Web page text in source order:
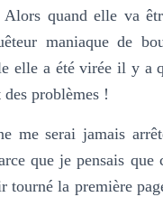
Alors quand elle va
maniaque de
elle a été virée il y
problèmes !
me serai jamais
que je pensais
tourné la première